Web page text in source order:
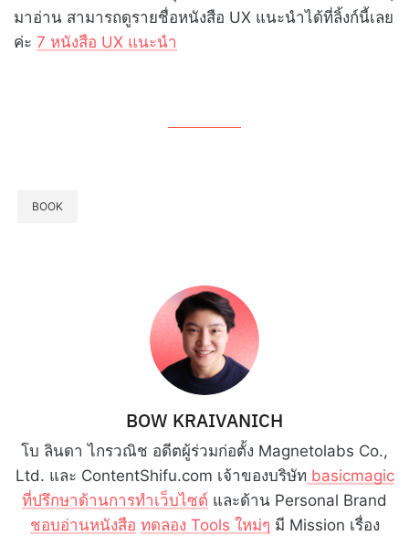
มาอ่าน สามารถดูรายชื่อหนังสือ UX แนะนำได้ที่ลิ้งก์นี้เลย
ค่ะ 7 หนังสือ UX แนะนำ
BOOK
BOW KRAIVANICH
โบ ลินดา ไกรวณิช อดีตผู้ร่วมก่อตั้ง Magnetolabs Co.,
Ltd. และ ContentShifu.com เจ้าของบริษัท basicmagic
ที่ปรึกษาด้านการทำเว็บไซต์ และด้าน Personal Brand
ชอบอ่านหนังสือ ทดลอง Tools ใหม่ๆ มี Mission เรื่อง